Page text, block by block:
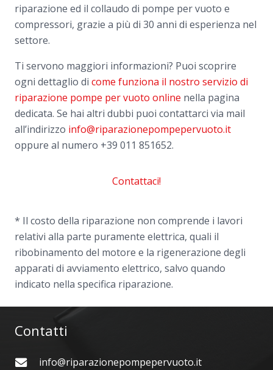
riparazione ed il collaudo di pompe per vuoto e
compressori, grazie a più di 30 anni di esperienza nel
settore.
Ti servono maggiori informazioni? Puoi scoprire
ogni dettaglio di come funziona il nostro servizio di
riparazione pompe per vuoto online nella pagina
dedicata. Se hai altri dubbi puoi contattarci via mail
all’indirizzo info@riparazionepompepervuoto.it
oppure al numero +39 011 851652.
Contattaci!
* Il costo della riparazione non comprende i lavori
relativi alla parte puramente elettrica, quali il
ribobinamento del motore e la rigenerazione degli
apparati di avviamento elettrico, salvo quando
indicato nella specifica riparazione.
Contatti
info@riparazionepompepervuoto.it